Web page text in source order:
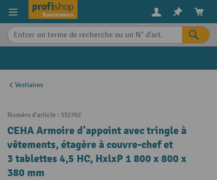
content
Vestiaires
Numéro d'article : 332762
CEHA Armoire d’appoint avec tringle à
vêtements, étagère à couvre-chef et
3 tablettes 4,5 HC, HxlxP 1 800 x 800 x
380 mm